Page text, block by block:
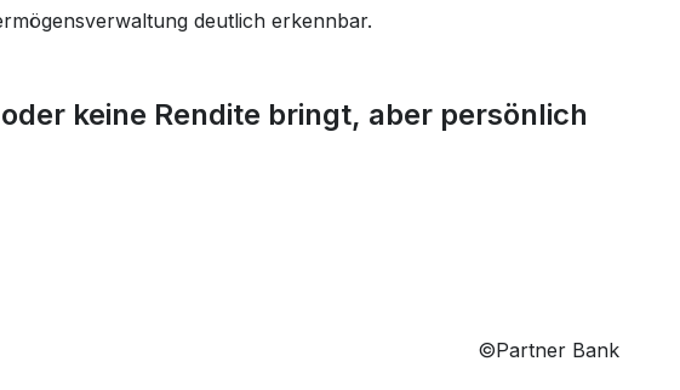
deutlich erkennbar.
keine Rendite bringt, aber persönlich
©Partner Bank